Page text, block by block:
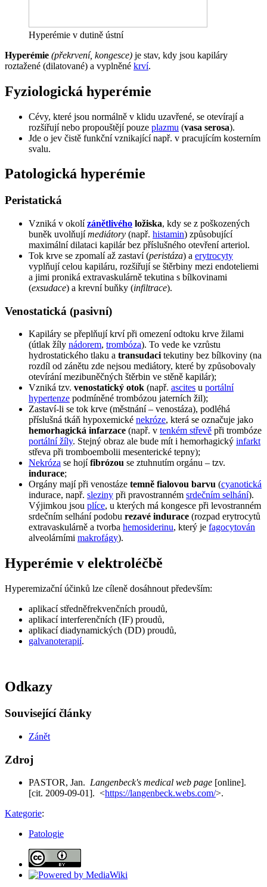
Hyperémie v dutině ústní
Hyperémie (překrvení, kongesce) je stav, kdy jsou kapiláry
roztažené (dilatované) a vyplněné krví.
Fyziologická hyperémie
Cévy, které jsou normálně v klidu uzavřené, se otevírají a
rozšiřují nebo propouštějí pouze plazmu (vasa serosa).
Jde o jev čistě funkční vznikající např. v pracujícím kosterním
svalu.
Patologická hyperémie
Peristatická
Vzniká v okolízánětlivého ložiska, kdy se z poškozených
buněk uvolňujímediátory (např. histamin) způsobující
maximální dilataci kapilár bez příslušného otevření arteriol.
Tok krve se zpomalí až zastaví (peristáza) a erytrocyty
vyplňují celou kapiláru, rozšiřují se štěrbiny mezi endoteliemi
a jimi proniká extravaskulárně tekutina s bílkovinami
(exsudace) a krevní buňky (infiltrace).
Venostatická (pasivní)
Kapiláry se přeplňují krví při omezení odtoku krve žilami
(útlak žíly nádorem, trombóza). To vede ke vzrůstu
hydrostatického tlaku a transudacitekutiny bez bílkoviny (na
rozdíl od zánětu zde nejsou mediátory, které by způsobovaly
otevírání mezibuněčných štěrbin ve stěně kapilár);
Vzniká tzv. venostatický otok (např. ascites u portální
hypertenze podmíněné trombózou jaterních žil);
Zastaví-li se tok krve (městnání – venostáza), podléhá
příslušná tkáň hypoxemické nekróze, která se označuje jako
hemorhagická infarzace (např. v tenkém střevě při trombóze
portální žíly. Stejný obraz ale bude mít i hemorhagický infarkt
střeva při tromboembolii mesenterické tepny);
Nekróza se hojí fibrózou se ztuhnutím orgánu – tzv.
indurace;
Orgány mají při venostáze temně fialovou barvu (cyanotická
indurace, např. sleziny při pravostranném srdečním selhání).
Výjimkou jsou plíce, u kterých má kongesce při levostranném
srdečním selhání podobu rezavé indurace (rozpad erytrocytů
extravaskulárně a tvorba hemosiderinu, který je fagocytován
alveolárními makrofágy).
Hyperémie v elektroléčbě
Hyperemizační účinků lze cíleně dosáhnout především:
aplikací středněfrekvenčních proudů,
aplikací interferenčních (IF) proudů,
aplikací diadynamických (DD) proudů,
galvanoterapií.
Odkazy
Související články
Zánět
Zdroj
PASTOR, Jan. Langenbeck's medical web page [online].
[cit. 2009-09-01]. <https://langenbeck.webs.com/>.
Kategorie:
Patologie